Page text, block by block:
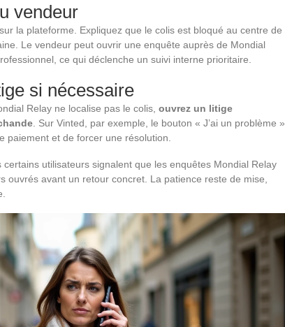
vendeur
la plateforme. Expliquez que le colis est bloqué au centre de
Le vendeur peut ouvrir une enquête auprès de Mondial
ce qui déclenche un suivi interne prioritaire.
si nécessaire
Relay ne localise pas le colis, ouvrez un litige
. Sur Vinted, par exemple, le bouton « J’ai un problème »
paiement et de forcer une résolution.
utilisateurs signalent que les enquêtes Mondial Relay
ouvrés avant un retour concret. La patience reste de mise,